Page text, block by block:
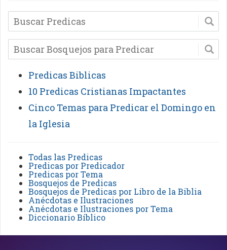
Predicas Biblicas
10 Predicas Cristianas Impactantes
Cinco Temas para Predicar el Domingo en
la Iglesia
Todas las Predicas
Predicas por Predicador
Predicas por Tema
Bosquejos de Predicas
Bosquejos de Predicas por Libro de la Biblia
Anécdotas e Ilustraciones
Anécdotas e Ilustraciones por Tema
Diccionario Bíblico